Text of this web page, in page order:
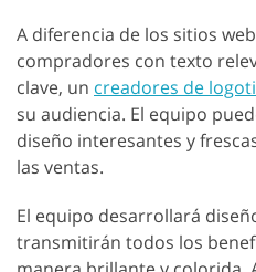
A diferencia de los sitios
compradores con texto
clave, un creadores de
su audiencia. El equipo
diseño interesantes y
las ventas.
El equipo desarrollará
transmitirán todos los